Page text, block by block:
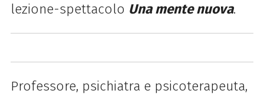
lezione-spettacolo Una mente nuova.
Professore, psichiatra e psicoterapeuta,